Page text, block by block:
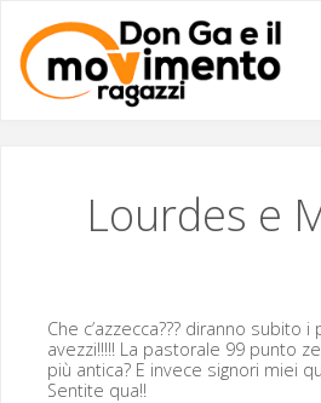
contenuto
Lourdes e
Che c’azzecca??? diran­no subito
avezzi!!!!! La pas­torale 99 pun­to
più anti­ca? E invece sig­nori miei
Sen­tite qua!!